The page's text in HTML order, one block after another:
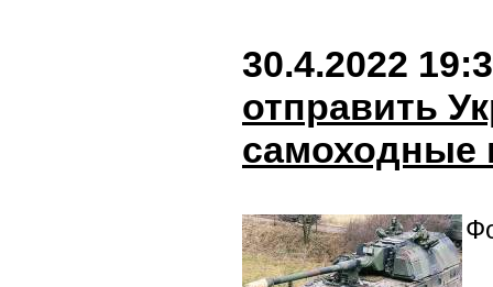
30.4.2022
отправить
самоходные